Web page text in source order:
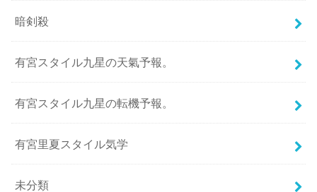
暗剣殺
有宮スタイル九星の天氣予報。
有宮スタイル九星の転機予報。
有宮里夏スタイル気学
未分類